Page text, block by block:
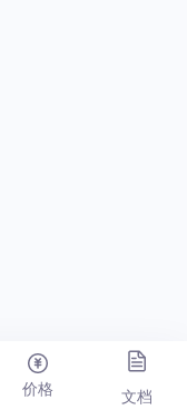
价格 文档